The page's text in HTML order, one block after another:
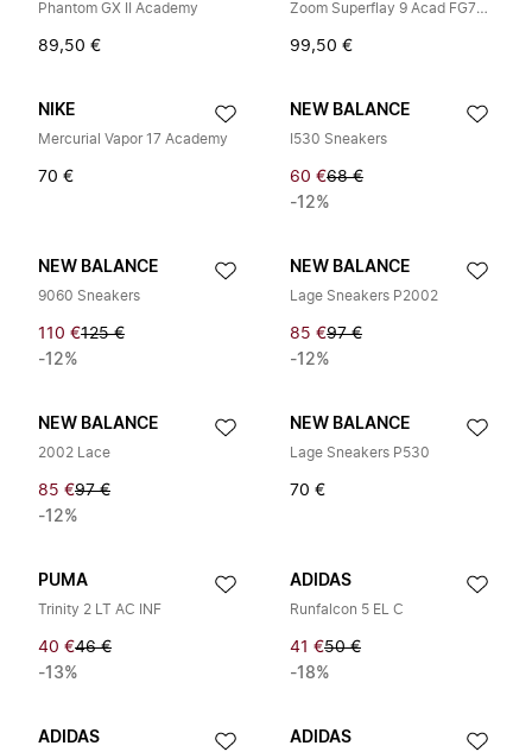
Phantom GX II Academy
89,50 €
Zoom Superflay 9 Acad FG7MG
99,50 €
NIKE
Mercurial Vapor 17 Academy
70 €
NEW BALANCE
I530 Sneakers
60 €68 €
-12%
NEW BALANCE
9060 Sneakers
110 €125 €
-12%
NEW BALANCE
Lage Sneakers P2002
85 €97 €
-12%
NEW BALANCE
2002 Lace
85 €97 €
-12%
NEW BALANCE
Lage Sneakers P530
70 €
PUMA
Trinity 2 LT AC INF
40 €46 €
-13%
ADIDAS
Runfalcon 5 EL C
41 €50 €
-18%
ADIDAS ADIDAS